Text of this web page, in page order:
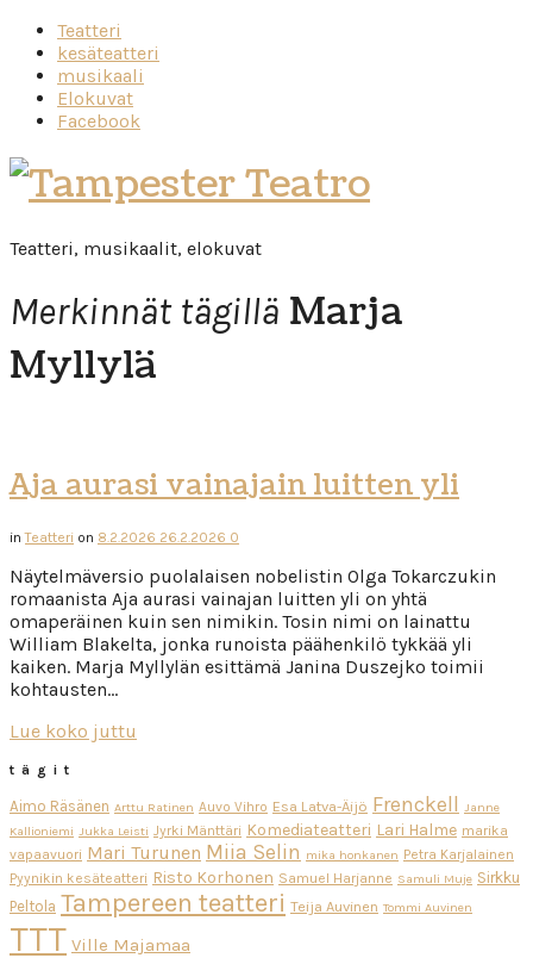
Teatteri
kesäteatteri
musikaali
Elokuvat
Facebook
Tampester
Teatro
Teatteri, musikaalit, elokuvat
Merkinnät tägillä Marja
Myllylä
Aja aurasi vainajain luitten yli
inTeatteri on 8.2.2026 26.2.2026 0
Näytelmäversio puolalaisen nobelistin Olga Tokarczukin
romaanista Aja aurasi vainajan luitten yli on yhtä
omaperäinen kuin sen nimikin. Tosin nimi on lainattu
William Blakelta, jonka runoista päähenkilö tykkää yli
kaiken. Marja Myllylän esittämä Janina Duszejko toimii
kohtausten…
Lue koko juttu
tägit
Aimo Räsänen Arttu Ratinen Auvo Vihro Esa Latva-Äijö Frenckell
Janne
Kallioniemi
Jukka Leisti Jyrki Mänttäri Komediateatteri Lari Halme marika
vapaavuori Mari Turunen Miia Selin mika honkanen Petra Karjalainen
Pyynikin kesäteatteri Risto Korhonen Samuel Harjanne Samuli Muje Sirkku
Peltola Tampereen teatteri Teija Auvinen Tommi Auvinen
TTT Ville Majamaa